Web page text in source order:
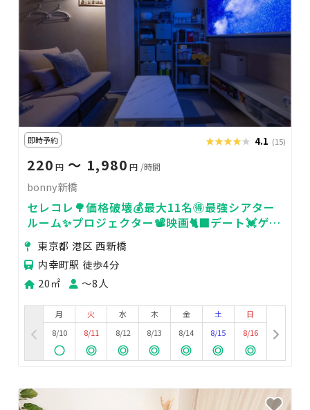
即時予約 ★★★★★
★★★★★ 4.1 (15)
220 円 〜 1,980 円 /時間
bonny新橋
セレコレ🌳価格破壊💰最大11名🉐最強シアター
ルーム✨プロジェクター📽️映画🐈‍⬛デート💓ゲー
ム🎮女子会💗推し活🌟24H🏪bonny新橋
東京都 港区 西新橋
内幸町駅 徒歩4分
20㎡
〜8人
月
8/10
火
8/11
水
8/12
木
8/13
金
8/14
土
8/15
日
8/16